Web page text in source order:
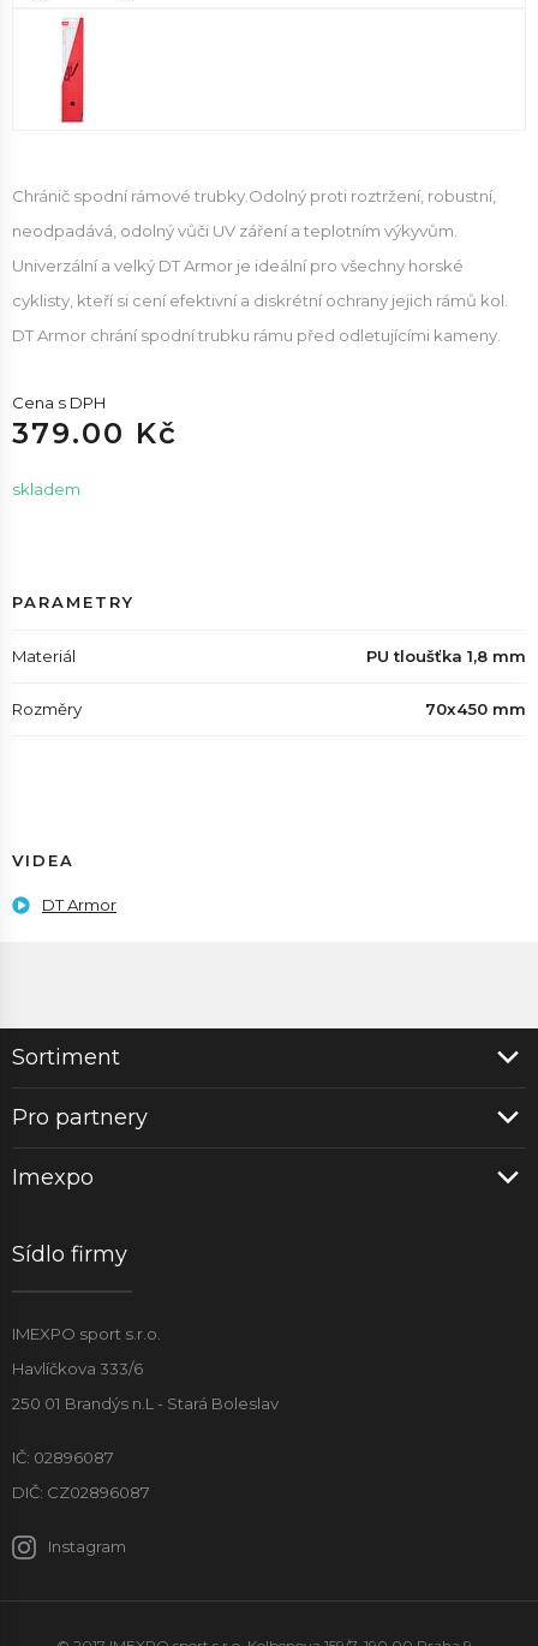
Chránič spodní rámové trubky.Odolný proti roztržení, robustní,
neodpadává, odolný vůči UV záření a teplotním výkyvům.
Univerzální a velký DT Armor je ideální pro všechny horské
cyklisty, kteří si cení efektivní a diskrétní ochrany jejich rámů kol.
DT Armor chrání spodní trubku rámu před odletujícími kameny.
Cena s DPH
379.00 Kč
skladem
PARAMETRY
Materiál PU tloušťka 1,8 mm
Rozměry 70x450 mm
VIDEA
DT Armor
Sortiment
Pro partnery
Imexpo
Sídlo firmy
IMEXPO sport s.r.o.
Havlíčkova 333/6
250 01 Brandýs n.L - Stará Boleslav
IČ: 02896087
DIČ: CZ02896087
Instagram